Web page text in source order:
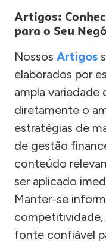
Artigos:
para o Seu
Nossos Artigos
elaborados por
ampla variedade
diretamente o
estratégias de
de gestão
conteúdo
ser aplicado
Manter-se
competitividade,
fonte confiável